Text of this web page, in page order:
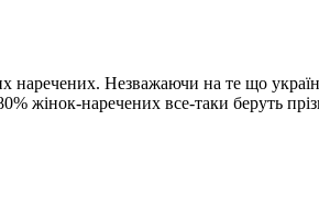
Незважаючи на те що
жінок-наречених все-таки беруть